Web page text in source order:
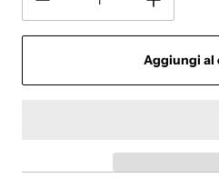
Aggiungi al